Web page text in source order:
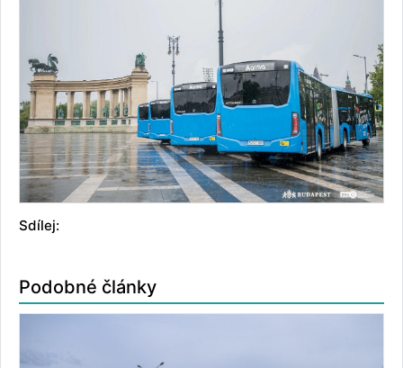
Sdílej:
Podobné články